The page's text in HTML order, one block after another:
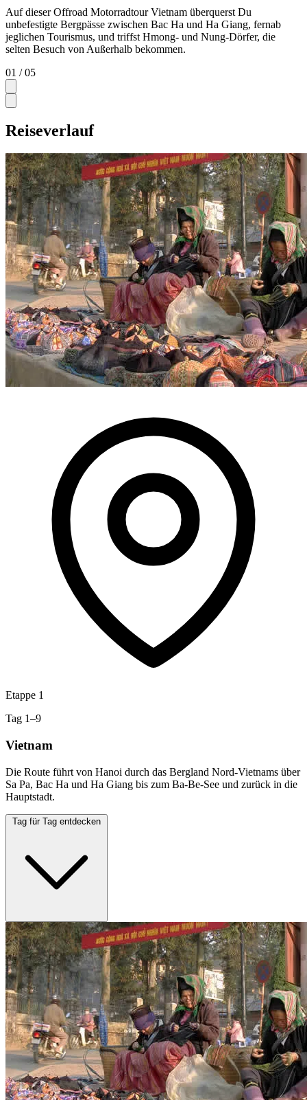
Auf dieser Offroad Motorradtour Vietnam überquerst Du
unbefestigte Bergpässe zwischen Bac Ha und Ha Giang, fernab
jeglichen Tourismus, und triffst Hmong- und Nung-Dörfer, die
selten Besuch von Außerhalb bekommen.
01 / 05
Reiseverlauf
Etappe 1
Tag 1–9
Vietnam
Die Route führt von Hanoi durch das Bergland Nord-Vietnams über
Sa Pa, Bac Ha und Ha Giang bis zum Ba-Be-See und zurück in die
Hauptstadt.
Tag für Tag entdecken